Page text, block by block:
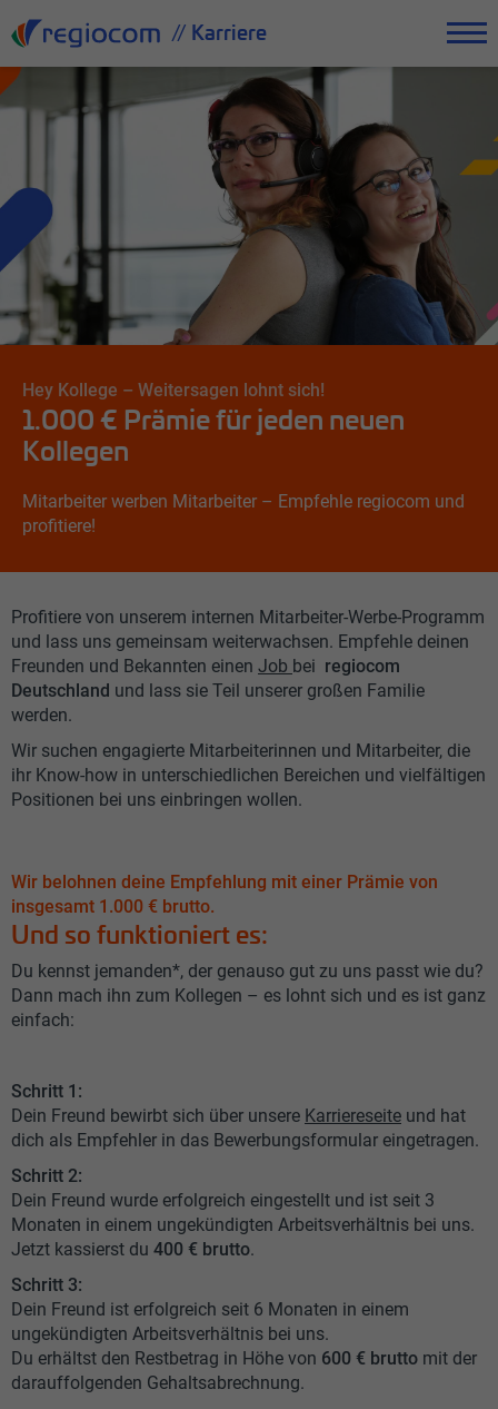
// Karriere
unser Mitarbeiter-werben-Mitarbeiter-Programm.
Hey Kollege – Weitersagen lohnt sich!
1.000 € Prämie für jeden neuen
Kollegen
Mitarbeiter werben Mitarbeiter – Empfehle regiocom und
profitiere!
Profitiere von unserem internen Mitarbeiter-Werbe-Programm
und lass uns gemeinsam weiterwachsen. Empfehle deinen
Freunden und Bekannten einen Job bei regiocom
Deutschland und lass sie Teil unserer großen Familie
werden.
Wir suchen engagierte Mitarbeiterinnen und Mitarbeiter, die
ihr Know-how in unterschiedlichen Bereichen und vielfältigen
Positionen bei uns einbringen wollen.
Wir belohnen deine Empfehlung mit einer Prämie von
insgesamt 1.000 € brutto.
Und so funktioniert es:
Du kennst jemanden*, der genauso gut zu uns passt wie du?
Dann mach ihn zum Kollegen – es lohnt sich und es ist ganz
einfach:
Schritt 1:
Dein Freund bewirbt sich über unsere Karriereseite und hat
dich als Empfehler in das Bewerbungsformular eingetragen.
Schritt 2:
Dein Freund wurde erfolgreich eingestellt und ist seit 3
Monaten in einem ungekündigten Arbeitsverhältnis bei uns.
Jetzt kassierst du 400 € brutto.
Schritt 3:
Dein Freund ist erfolgreich seit 6 Monaten in einem
ungekündigten Arbeitsverhältnis bei uns.
Du erhältst den Restbetrag in Höhe von 600 € brutto mit der
darauffolgenden Gehaltsabrechnung.